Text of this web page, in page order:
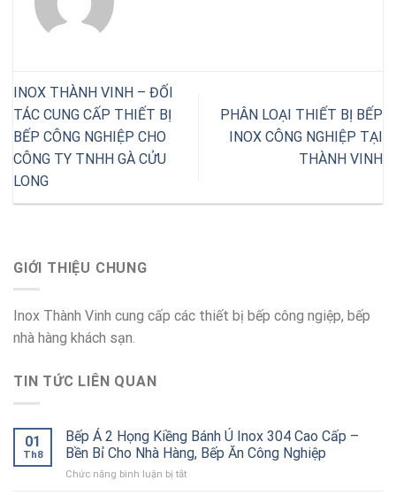
INOX THÀNH VINH – ĐỐI
TÁC CUNG CẤP THIẾT BỊ
BẾP CÔNG NGHIỆP CHO
CÔNG TY TNHH GÀ CỬU
LONG
PHÂN LOẠI THIẾT BỊ BẾP
INOX CÔNG NGHIỆP TẠI
THÀNH VINH
GIỚI THIỆU CHUNG
Inox Thành Vinh cung cấp các thiết bị bếp công ngiệp, bếp
nhà hàng khách sạn.
TIN TỨC LIÊN QUAN
01
Th8
Bếp Á 2 Họng Kiềng Bánh Ú Inox 304 Cao Cấp –
Bền Bỉ Cho Nhà Hàng, Bếp Ăn Công Nghiệp
Chức năng bình luận bị tắtở